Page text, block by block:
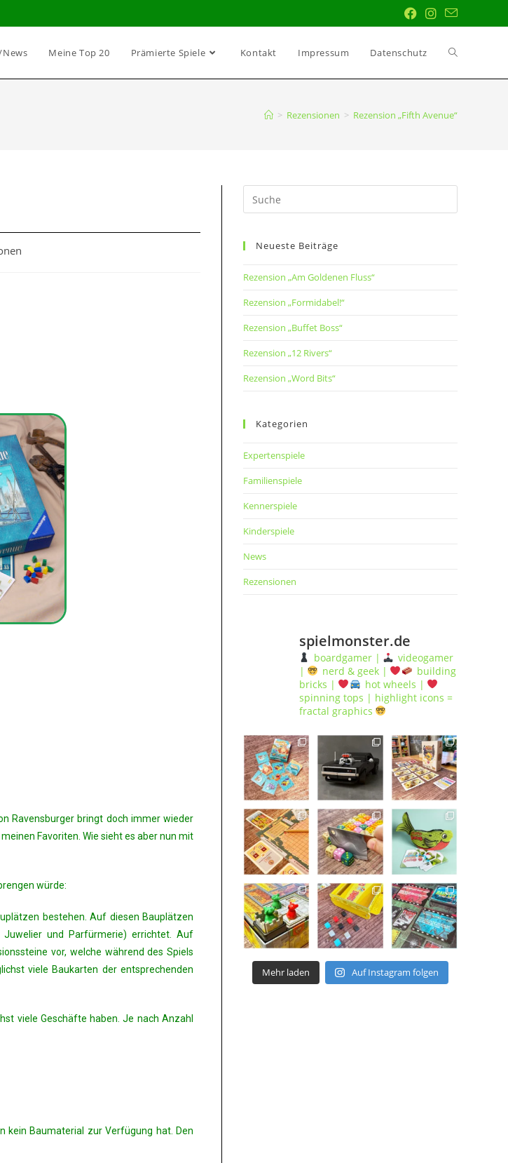
News Meine Top 20 Prämierte Spiele Kontakt Impressum Datenschutz
> Rezensionen > Rezension „Fifth Avenue“
Ravensburger bringt doch immer wieder
Favoriten. Wie sieht es aber nun mit
würde:
bestehen. Auf diesen Bauplätzen
Juwelier und Parfürmerie) errichtet. Auf
vor, welche während des Spiels
viele Baukarten der entsprechenden
viele Geschäfte haben. Je nach Anzahl
kein Baumaterial zur Verfügung hat. Den
Neueste Beiträge
Rezension „Am Goldenen Fluss“
Rezension „Formidabel!“
Rezension „Buffet Boss“
Rezension „12 Rivers“
Rezension „Word Bits“
Kategorien
Expertenspiele
Familienspiele
Kennerspiele
Kinderspiele
News
Rezensionen
spielmonster.de
boardgamer |
videogamer
|
nerd & geek |
building
bricks |
hot wheels |
spinning tops | highlight icons =
fractal graphics
Mehr laden Auf Instagram folgen